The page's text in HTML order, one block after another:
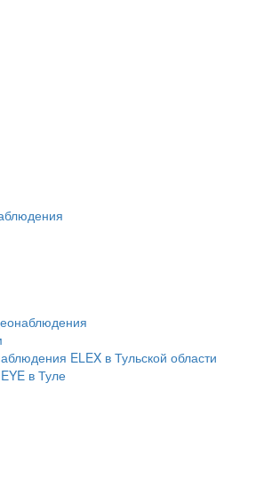
ELEX в Тульской области
в Туле